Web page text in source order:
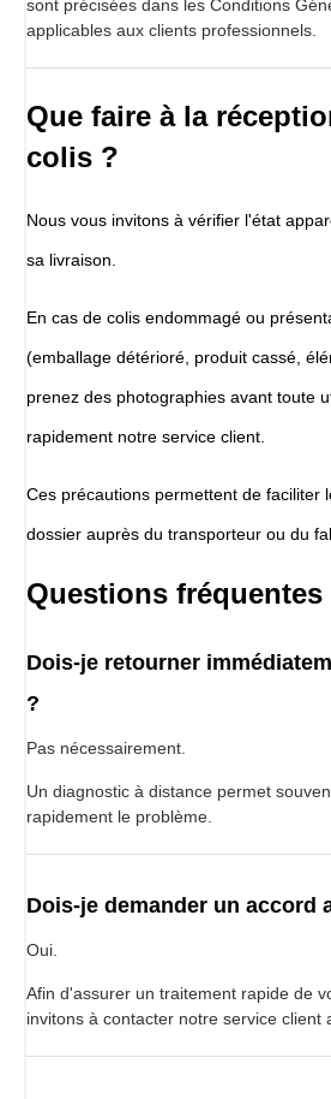
sont précisées dans les Conditions
applicables aux clients professionnels.
Que faire à la
colis ?
Nous vous invitons à vérifier l'état
sa livraison.
En cas de colis endommagé ou
(emballage détérioré, produit cassé,
prenez des photographies avant toute
rapidement notre service client.
Ces précautions permettent de faciliter
dossier auprès du transporteur ou du
Questions fréquentes
Dois-je retourner
?
Pas nécessairement.
Un diagnostic à distance permet
rapidement le problème.
Dois-je demander un accord
Oui.
Afin d'assurer un traitement rapide de
invitons à contacter notre service client